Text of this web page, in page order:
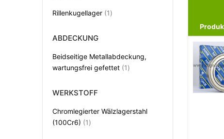
Rillenkugellager 1Artikel
ABDECKUNG
Beidseitige Metallabdeckung,
wartungsfrei gefettet 1Artikel
WERKSTOFF
Chromlegierter Wälzlagerstahl
(100Cr6)
1Artikel